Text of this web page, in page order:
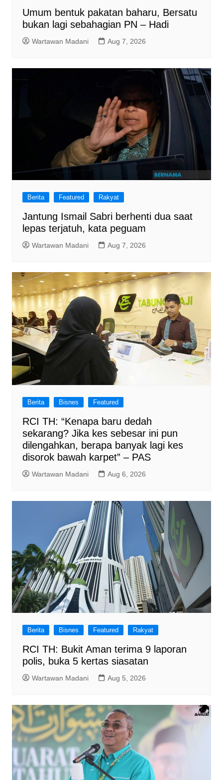
Umum bentuk pakatan baharu, Bersatu
bukan lagi sebahagian PN – Hadi
Wartawan Madani Aug 7, 2026
Berita Featured Rakyat
Jantung Ismail Sabri berhenti dua saat
lepas terjatuh, kata peguam
Wartawan Madani Aug 7, 2026
Berita Bisnes Featured
RCI TH: “Kenapa baru dedah
sekarang? Jika kes sebesar ini pun
dilengahkan, berapa banyak lagi kes
disorok bawah karpet” – PAS
Wartawan Madani Aug 6, 2026
Berita Bisnes Featured Rakyat
RCI TH: Bukit Aman terima 9 laporan
polis, buka 5 kertas siasatan
Wartawan Madani Aug 5, 2026